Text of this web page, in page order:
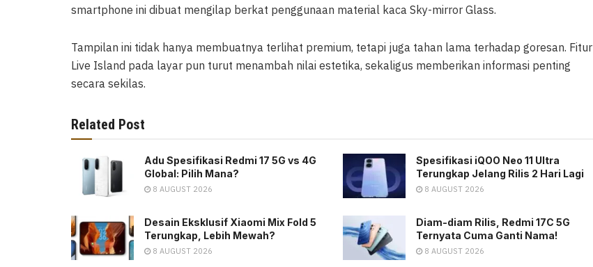
smartphone ini dibuat mengilap berkat penggunaan material kaca Sky-mirror Glass.
Tampilan ini tidak hanya membuatnya terlihat premium, tetapi juga tahan lama terhadap goresan. Fitur
Live Island pada layar pun turut menambah nilai estetika, sekaligus memberikan informasi penting
secara sekilas.
Related Post
Adu Spesifikasi Redmi 17 5G vs 4G
Global: Pilih Mana?
8 AUGUST 2026
Spesifikasi iQOO Neo 11 Ultra
Terungkap Jelang Rilis 2 Hari Lagi
8 AUGUST 2026
Desain Eksklusif Xiaomi Mix Fold 5
Terungkap, Lebih Mewah?
8 AUGUST 2026
Diam-diam Rilis, Redmi 17C 5G
Ternyata Cuma Ganti Nama!
8 AUGUST 2026